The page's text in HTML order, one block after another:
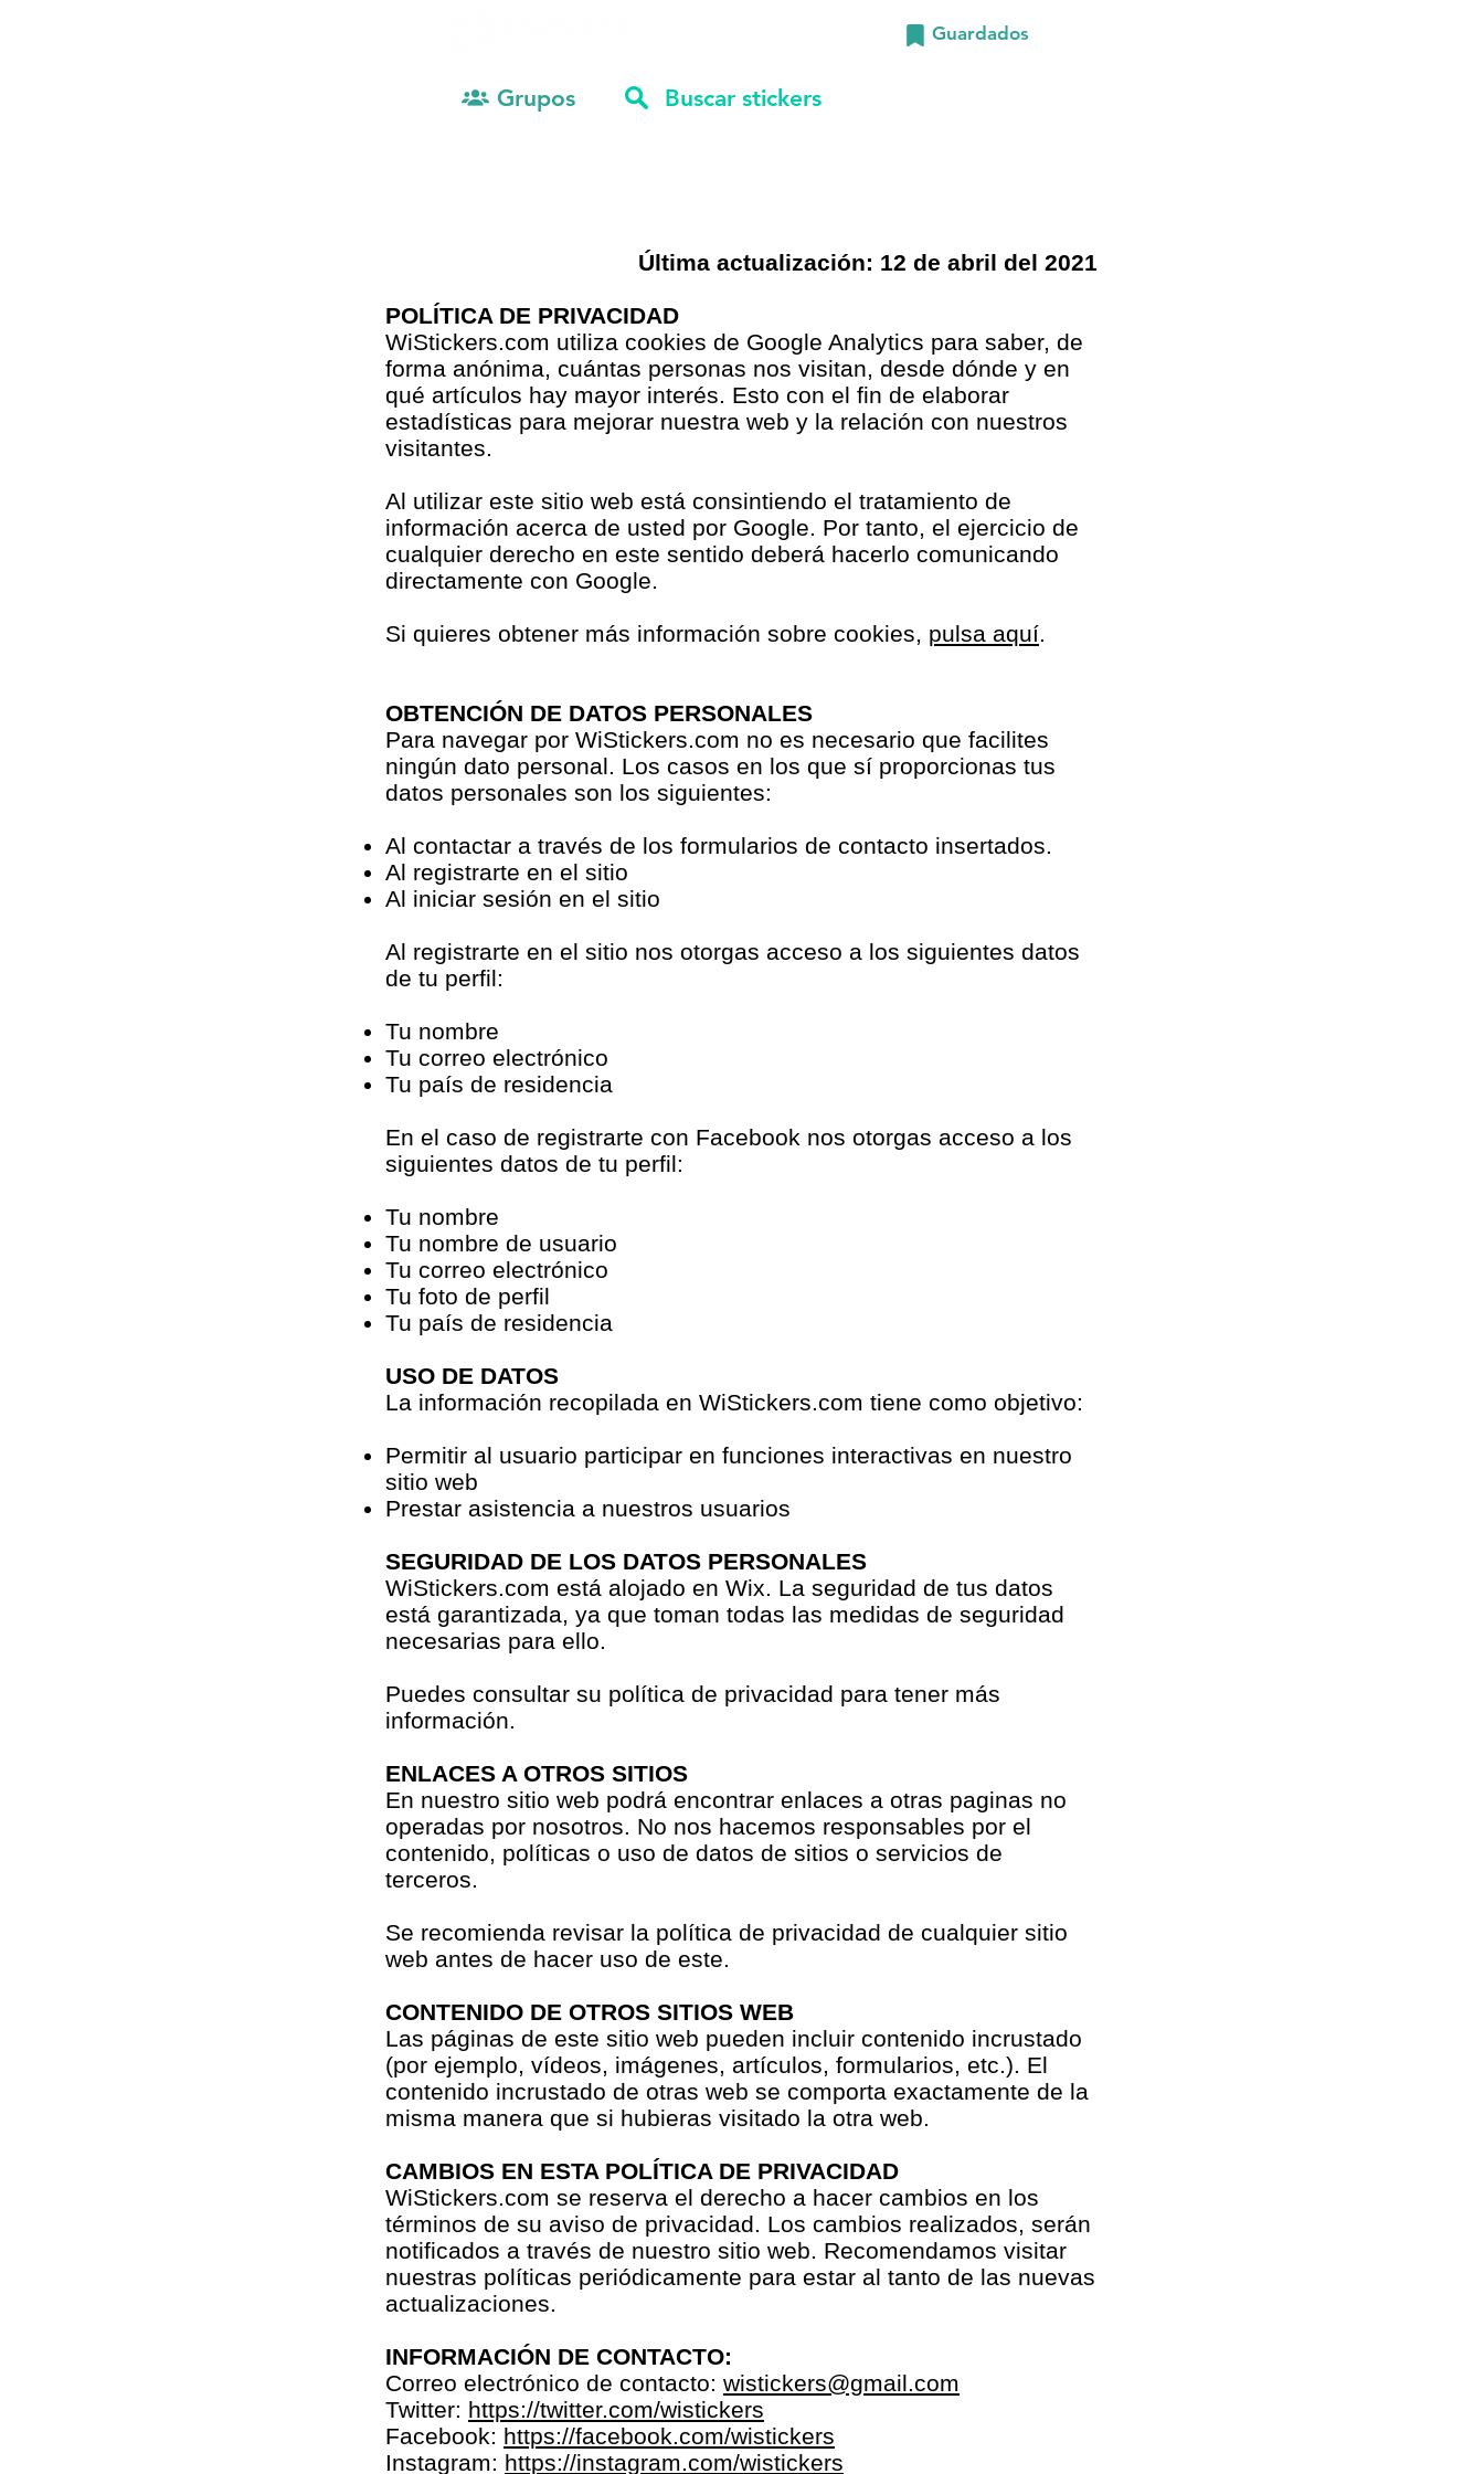
Guardados
Grupos
Última actualización: 12 de abril del 2021
POLÍTICA DE PRIVACIDAD
WiStickers.com utiliza cookies de Google Analytics para saber, de
forma anónima, cuántas personas nos visitan, desde dónde y en
qué artículos hay mayor interés. Esto con el fin de elaborar
estadísticas para mejorar nuestra web y la relación con nuestros
visitantes.
Al utilizar este sitio web está consintiendo el tratamiento de
información acerca de usted por Google. Por tanto, el ejercicio de
cualquier derecho en este sentido deberá hacerlo comunicando
directamente con Google.
Si quieres obtener más información sobre cookies, pulsa aquí.
OBTENCIÓN DE DATOS PERSONALES
Para navegar por WiStickers.com no es necesario que facilites
ningún dato personal. Los casos en los que sí proporcionas tus
datos personales son los siguientes:
Al contactar a través de los formularios de contacto insertados.
Al registrarte en el sitio
Al iniciar sesión en el sitio
Al registrarte en el sitio nos otorgas acceso a los siguientes datos
de tu perfil:
Tu nombre
Tu correo electrónico
Tu país de residencia
En el caso de registrarte con Facebook nos otorgas acceso a los
siguientes datos de tu perfil:
Tu nombre
Tu nombre de usuario
Tu correo electrónico
Tu foto de perfil
Tu país de residencia
USO DE DATOS
La información recopilada en WiStickers.com tiene como objetivo:
Permitir al usuario participar en funciones interactivas en nuestro
sitio web
Prestar asistencia a nuestros usuarios
SEGURIDAD DE LOS DATOS PERSONALES
WiStickers.com está alojado en Wix. La seguridad de tus datos
está garantizada, ya que toman todas las medidas de seguridad
necesarias para ello.
Puedes consultar su política de privacidad para tener más
información.
ENLACES A OTROS SITIOS
En nuestro sitio web podrá encontrar enlaces a otras paginas no
operadas por nosotros. No nos hacemos responsables por el
contenido, políticas o uso de datos de sitios o servicios de
terceros.
Se recomienda revisar la política de privacidad de cualquier sitio
web antes de hacer uso de este.
CONTENIDO DE OTROS SITIOS WEB
Las páginas de este sitio web pueden incluir contenido incrustado
(por ejemplo, vídeos, imágenes, artículos, formularios, etc.). El
contenido incrustado de otras web se comporta exactamente de la
misma manera que si hubieras visitado la otra web.
CAMBIOS EN ESTA POLÍTICA DE PRIVACIDAD
WiStickers.com se reserva el derecho a hacer cambios en los
términos de su aviso de privacidad. Los cambios realizados, serán
notificados a través de nuestro sitio web. Recomendamos visitar
nuestras políticas periódicamente para estar al tanto de las nuevas
actualizaciones.
INFORMACIÓN DE CONTACTO:
Correo electrónico de contacto: wistickers@gmail.com
Twitter: https://twitter.com/wistickers
Facebook: https://facebook.com/wistickers
Instagram: https://instagram.com/wistickers